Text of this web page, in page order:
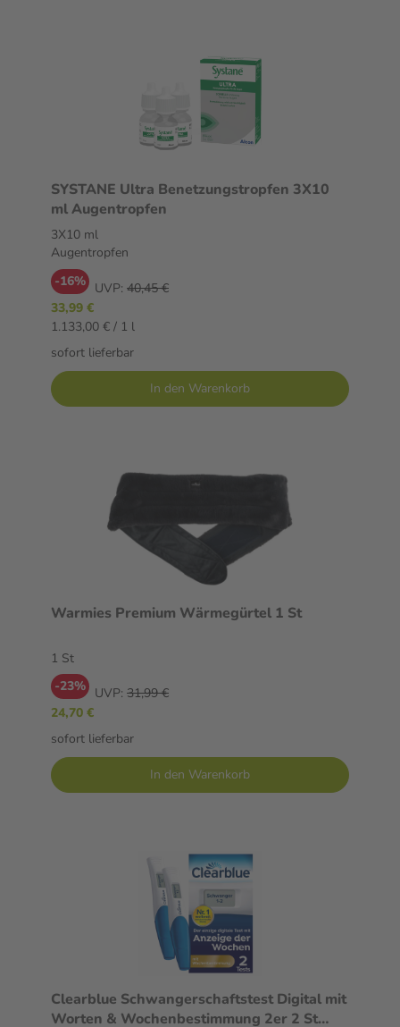
SYSTANE Ultra Benetzungstropfen 3X10
ml Augentropfen
3X10 ml
Augentropfen
-16% UVP: 40,45 €
33,99 €
1.133,00 € / 1 l
sofort lieferbar
In den Warenkorb
Warmies Premium Wärmegürtel 1 St
1 St
-23% UVP: 31,99 €
24,70 €
sofort lieferbar
In den Warenkorb
Clearblue Schwangerschaftstest Digital mit
Worten & Wochenbestimmung 2er 2 St